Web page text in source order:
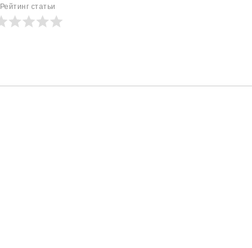
Рейтинг статьи